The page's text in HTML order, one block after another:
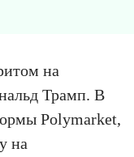
на
Трамп. В
Polymarket,
на